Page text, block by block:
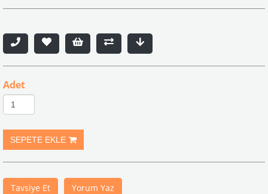
Adet
Tavsiye Et Yorum Yaz